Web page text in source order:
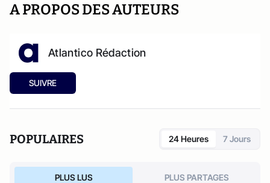
A PROPOS DES AUTEURS
Atlantico Rédaction
SUIVRE
POPULAIRES 24 Heures 7 Jours
PLUS LUS PLUS PARTAGES